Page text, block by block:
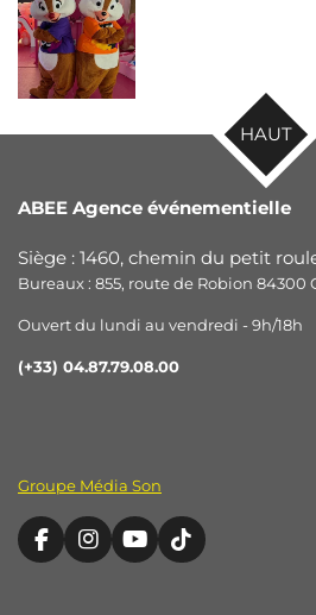
HAUT
ABEE Agence événementielle
Siège : 1460, chemin du petit
Bureaux : 855, route de Robion 84300
Ouvert du lundi au vendredi - 9h/18h
(+33) 04.87.79.08.00
Groupe Média Son
F
a
I
n
Y
o
T
i